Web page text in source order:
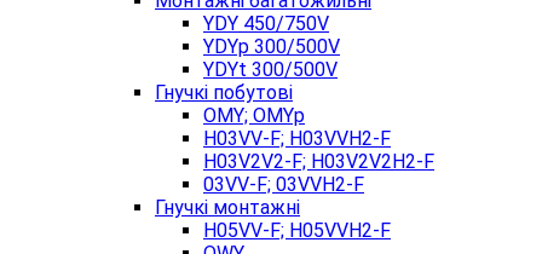
YDY 450/750V
YDYp 300/500V
YDYt 300/500V
Гнучкі побутові
OMY; OMYp
H03VV-F; H03VVH2-F
H03V2V2-F; H03V2V2H2-F
03VV-F; 03VVH2-F
Гнучкі монтажні
H05VV-F; H05VVH2-F